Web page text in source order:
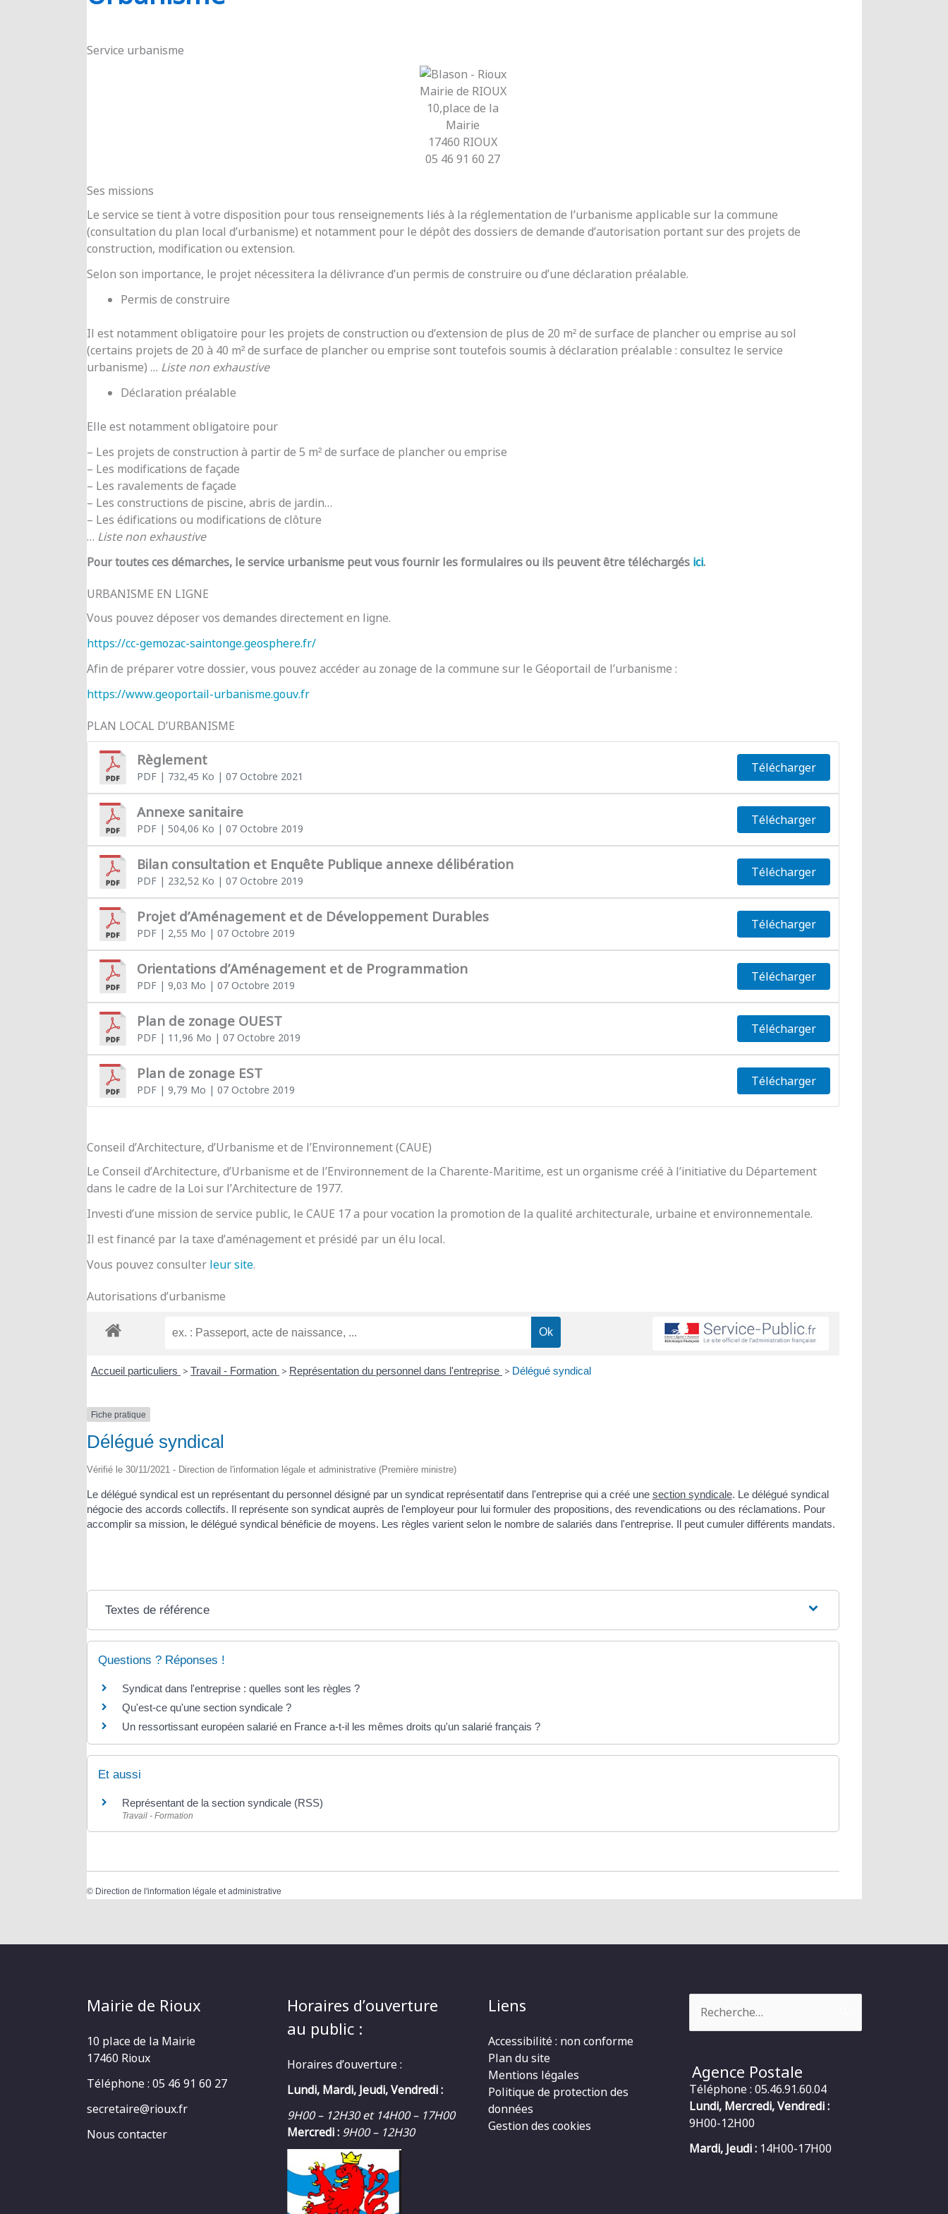
Service urbanisme
Mairie de RIOUX
10,place de la
Mairie
17460 RIOUX
05 46 91 60 27
Ses missions
Le service se tient à votre disposition pour tous renseignements liés à la réglementation de l’urbanisme applicable sur la commune
(consultation du plan local d’urbanisme) et notamment pour le dépôt des dossiers de demande d’autorisation portant sur des projets de
construction, modification ou extension.
Selon son importance, le projet nécessitera la délivrance d’un permis de construire ou d’une déclaration préalable.
Permis de construire
Il est notamment obligatoire pour les projets de construction ou d’extension de plus de 20 m² de surface de plancher ou emprise au sol
(certains projets de 20 à 40 m² de surface de plancher ou emprise sont toutefois soumis à déclaration préalable : consultez le service
urbanisme) … Liste non exhaustive
Déclaration préalable
Elle est notamment obligatoire pour
– Les projets de construction à partir de 5 m² de surface de plancher ou emprise
– Les modifications de façade
– Les ravalements de façade
– Les constructions de piscine, abris de jardin…
– Les édifications ou modifications de clôture
… Liste non exhaustive
Pour toutes ces démarches, le service urbanisme peut vous fournir les formulaires ou ils peuvent être téléchargés ici.
URBANISME EN LIGNE
Vous pouvez déposer vos demandes directement en ligne.
https://cc-gemozac-saintonge.geosphere.fr/
Afin de préparer votre dossier, vous pouvez accéder au zonage de la commune sur le Géoportail de l’urbanisme :
https://www.geoportail-urbanisme.gouv.fr
PLAN LOCAL D’URBANISME
Règlement
PDF| 732,45 Ko | 07 Octobre 2021
Télécharger
Annexe sanitaire
PDF| 504,06 Ko | 07 Octobre 2019
Télécharger
Bilan consultation et Enquête Publique annexe délibération
PDF| 232,52 Ko | 07 Octobre 2019
Télécharger
Projet d’Aménagement et de Développement Durables
PDF| 2,55 Mo | 07 Octobre 2019
Télécharger
Orientations d’Aménagement et de Programmation
PDF| 9,03 Mo | 07 Octobre 2019
Télécharger
Plan de zonage OUEST
PDF| 11,96 Mo | 07 Octobre 2019
Télécharger
Plan de zonage EST
PDF| 9,79 Mo | 07 Octobre 2019
Télécharger
Conseil d’Architecture, d’Urbanisme et de l’Environnement (CAUE)
Le Conseil d’Architecture, d’Urbanisme et de l’Environnement de la Charente-Maritime, est un organisme créé à l’initiative du Département
dans le cadre de la Loi sur l’Architecture de 1977.
Investi d’une mission de service public, le CAUE 17 a pour vocation la promotion de la qualité architecturale, urbaine et environnementale.
Il est financé par la taxe d’aménagement et présidé par un élu local.
Vous pouvez consulter leur site.
Autorisations d’urbanisme
Accueil particuliers > Travail - Formation > Représentation du personnel dans l'entreprise > Délégué syndical
Fiche pratique
Délégué syndical
Vérifié le 30/11/2021 - Direction de l'information légale et administrative (Première ministre)
Le délégué syndical est un représentant du personnel désigné par un syndicat représentatif dans l'entreprise qui a créé une section syndicale. Le délégué syndical
négocie des accords collectifs. Il représente son syndicat auprès de l'employeur pour lui formuler des propositions, des revendications ou des réclamations. Pour
accomplir sa mission, le délégué syndical bénéficie de moyens. Les règles varient selon le nombre de salariés dans l'entreprise. Il peut cumuler différents mandats.
Textes de référence
Questions ? Réponses !
Syndicat dans l'entreprise : quelles sont les règles ?
Qu'est-ce qu'une section syndicale ?
Un ressortissant européen salarié en France a-t-il les mêmes droits qu'un salarié français ?
Et aussi
Représentant de la section syndicale (RSS)
Travail - Formation
© Direction de l'information légale et administrative
Mairie de Rioux
10 place de la Mairie
17460 Rioux
Téléphone : 05 46 91 60 27
secretaire@rioux.fr
Nous contacter
Horaires d’ouverture
au public :
Horaires d’ouverture :
Lundi, Mardi, Jeudi, Vendredi :
9H00 – 12H30 et 14H00 – 17H00
Mercredi : 9H00 – 12H30
Liens
Accessibilité : non conforme
Plan du site
Mentions légales
Politique de protection des
données
Gestion des cookies
Agence Postale
Téléphone : 05.46.91.60.04
Lundi, Mercredi, Vendredi :
9H00-12H00
Mardi, Jeudi : 14H00-17H00